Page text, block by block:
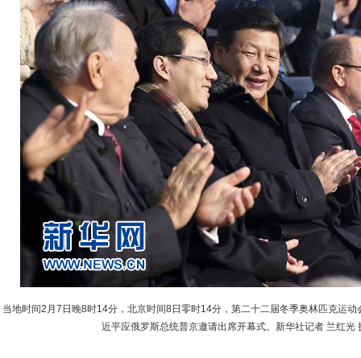
当地时间2月7日晚8时14分，北京时间8日零时14分，第二十二届冬季奥林匹克运
近平应俄罗斯总统普京邀请出席开幕式。新华社记者 兰红光